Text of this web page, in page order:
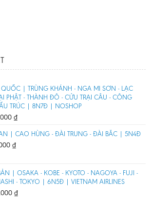
QUỐC | TRÙNG KHÁNH - NGA MI SƠN - LẠC
PHẬT - THÀNH ĐÔ - CỬU TRẠI CÂU - CÔNG
TRÚC | 8N7Đ | NOSHOP
₫
| CAO HÙNG - ĐÀI TRUNG - ĐÀI BẮC | 5N4Đ
₫
| OSAKA - KOBE - KYOTO - NAGOYA - FUJI -
- TOKYO | 6N5Đ | VIETNAM AIRLINES
₫